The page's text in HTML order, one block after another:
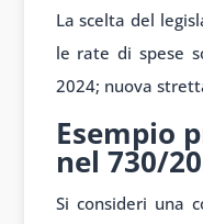
La scelta del
le rate di spese
2024; nuova
Esempio
nel 730/
Si consideri una